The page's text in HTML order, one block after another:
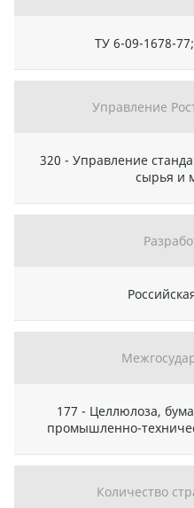
ТУ 6-09-1678-
Управление
320 - Управление
сырья и
177 - Целлюлоза,
промышленно-
Количество